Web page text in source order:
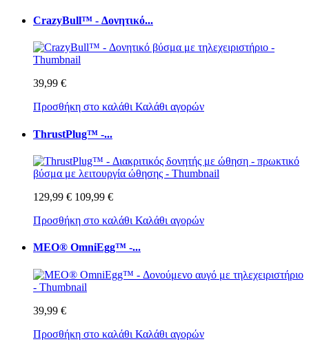
CrazyBull™ - Δονητικό...
39,99 €
Προσθήκη στο καλάθι Καλάθι αγορών
ThrustPlug™ -...
129,99 € 109,99 €
Προσθήκη στο καλάθι Καλάθι αγορών
MEO® OmniEgg™ -...
39,99 €
Προσθήκη στο καλάθι Καλάθι αγορών